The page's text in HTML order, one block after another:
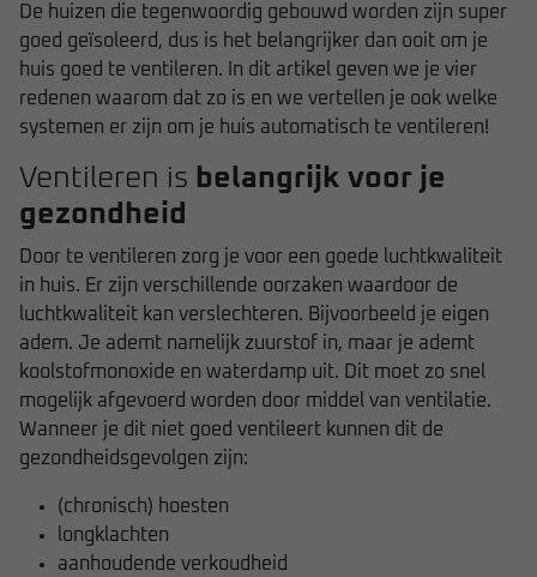
De huizen die tegenwoordig gebouwd worden zijn super
goed geïsoleerd, dus is het belangrijker dan ooit om je
huis goed te ventileren. In dit artikel geven we je vier
redenen waarom dat zo is en we vertellen je ook welke
systemen er zijn om je huis automatisch te ventileren!
Ventileren is belangrijk voor je
gezondheid
Door te ventileren zorg je voor een goede luchtkwaliteit
in huis. Er zijn verschillende oorzaken waardoor de
luchtkwaliteit kan verslechteren. Bijvoorbeeld je eigen
adem. Je ademt namelijk zuurstof in, maar je ademt
koolstofmonoxide en waterdamp uit. Dit moet zo snel
mogelijk afgevoerd worden door middel van ventilatie.
Wanneer je dit niet goed ventileert kunnen dit de
gezondheidsgevolgen zijn:
(chronisch) hoesten
longklachten
aanhoudende verkoudheid